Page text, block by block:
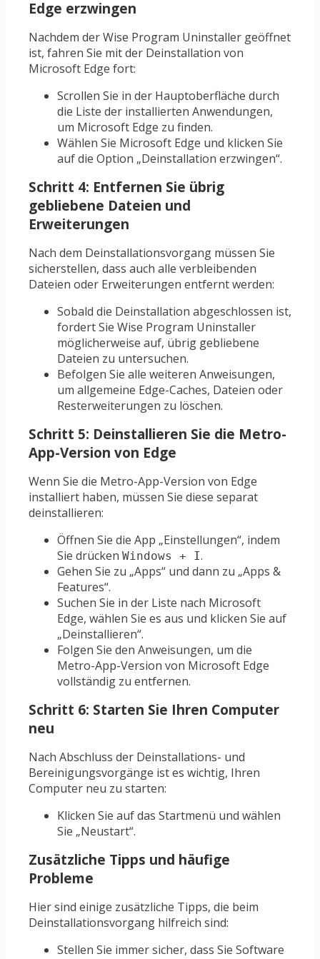
Edge erzwingen
Nachdem der Wise Program Uninstaller geöffnet
ist, fahren Sie mit der Deinstallation von
Microsoft Edge fort:
Scrollen Sie in der Hauptoberfläche durch
die Liste der installierten Anwendungen,
um Microsoft Edge zu finden.
Wählen Sie Microsoft Edge und klicken Sie
auf die Option „Deinstallation erzwingen“.
Schritt 4: Entfernen Sie übrig
gebliebene Dateien und
Erweiterungen
Nach dem Deinstallationsvorgang müssen Sie
sicherstellen, dass auch alle verbleibenden
Dateien oder Erweiterungen entfernt werden:
Sobald die Deinstallation abgeschlossen ist,
fordert Sie Wise Program Uninstaller
möglicherweise auf, übrig gebliebene
Dateien zu untersuchen.
Befolgen Sie alle weiteren Anweisungen,
um allgemeine Edge-Caches, Dateien oder
Resterweiterungen zu löschen.
Schritt 5: Deinstallieren Sie die Metro-
App-Version von Edge
Wenn Sie die Metro-App-Version von Edge
installiert haben, müssen Sie diese separat
deinstallieren:
Öffnen Sie die App „Einstellungen“, indem
Sie drücken Windows + I.
Gehen Sie zu „Apps“ und dann zu „Apps &
Features“.
Suchen Sie in der Liste nach Microsoft
Edge, wählen Sie es aus und klicken Sie auf
„Deinstallieren“.
Folgen Sie den Anweisungen, um die
Metro-App-Version von Microsoft Edge
vollständig zu entfernen.
Schritt 6: Starten Sie Ihren Computer
neu
Nach Abschluss der Deinstallations- und
Bereinigungsvorgänge ist es wichtig, Ihren
Computer neu zu starten:
Klicken Sie auf das Startmenü und wählen
Sie „Neustart“.
Zusätzliche Tipps und häufige
Probleme
Hier sind einige zusätzliche Tipps, die beim
Deinstallationsvorgang hilfreich sind:
Stellen Sie immer sicher, dass Sie Software